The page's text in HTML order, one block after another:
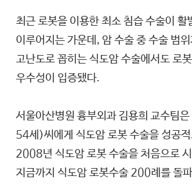
최근 로봇을 이용한 최소 침습 수술이 활
이루어지는 가운데, 암 수술 중 수술 범위
고난도로 꼽히는 식도암 수술에서도 로
우수성이 입증됐다.
서울아산병원 흉부외과 김용희 교수팀
54세)씨에게 식도암 로봇 수술을 성공
2008년 식도암 로봇 수술을 처음으로
지금까지 식도암 로봇수술 200례를 돌